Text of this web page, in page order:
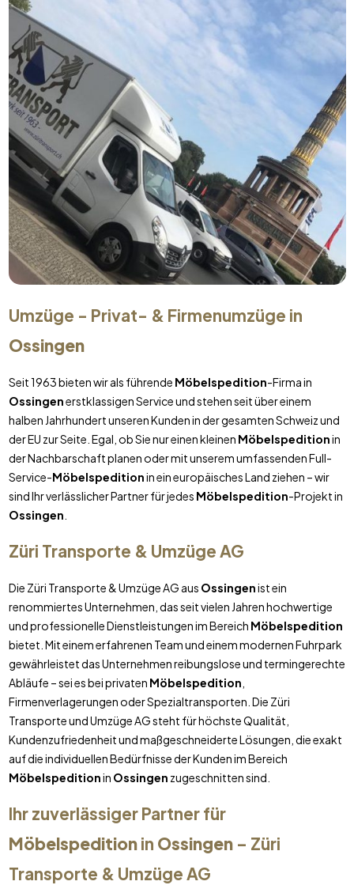
Umzüge - Privat- & Firmenumzüge in
Ossingen
Seit 1963 bieten wir als führende Möbelspedition-Firma in
Ossingenerstklassigen Service und stehen seit über einem
halben Jahrhundert unseren Kunden in der gesamten Schweiz und
der EU zur Seite. Egal, ob Sie nur einen kleinen Möbelspeditionin
der Nachbarschaft planen oder mit unserem umfassenden Full-
Service-Möbelspeditionin ein europäisches Land ziehen – wir
sind Ihr verlässlicher Partner für jedes Möbelspedition-Projekt in
Ossingen
Züri Transporte & Umzüge AG
Die Züri Transporte & Umzüge AG aus Ossingenist ein
renommiertes Unternehmen, das seit vielen Jahren hochwertige
und professionelle Dienstleistungen im Bereich Möbelspedition
bietet. Mit einem erfahrenen Team und einem modernen Fuhrpark
gewährleistet das Unternehmen reibungslose und termingerechte
Abläufe – sei es bei privaten Möbelspedition
Firmenverlagerungen oder Spezialtransporten. Die Züri
Transporte und Umzüge AG steht für höchste Qualität,
Kundenzufriedenheit und maßgeschneiderte Lösungen, die exakt
auf die individuellen Bedürfnisse der Kunden im Bereich
Möbelspeditionin Ossingen zugeschnitten sind.
Ihr zuverlässiger Partner für
Möbelspeditionin Ossingen– Züri
Transporte & Umzüge AG